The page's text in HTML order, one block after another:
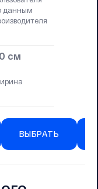
данным
см
ВЫБРАТЬ